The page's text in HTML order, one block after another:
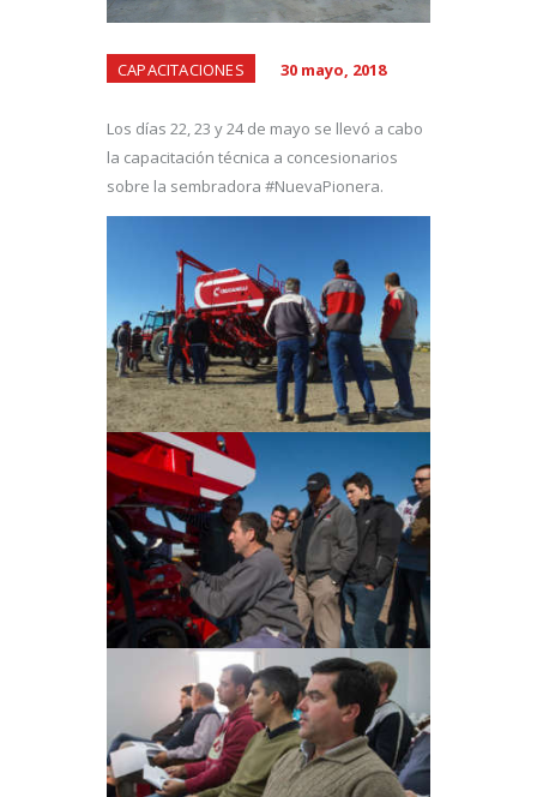
CAPACITACIONES 30 mayo, 2018
Los días 22, 23 y 24 de mayo se llevó a cabo
la capacitación técnica a concesionarios
sobre la sembradora #NuevaPionera.